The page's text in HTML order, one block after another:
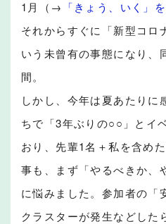
1月（→ 「きょう、いく」
それからすぐに「新型コロ
いう未曾有の事態になり、
間。
しかし、今年は夏あたりに
ちで「3年ぶりの○○」とイ
おり、先輩1名＋私を含め
事も、まず「やるべきか、
に悩みました。参加者の「
クラスターが発生などした